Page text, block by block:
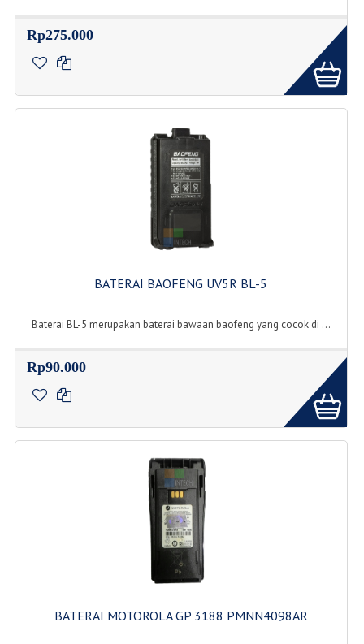
Rp275.000
BATERAI BAOFENG UV5R BL-5
Baterai BL-5 merupakan baterai bawaan baofeng yang cocok di ...
Rp90.000
BATERAI MOTOROLA GP 3188 PMNN4098AR